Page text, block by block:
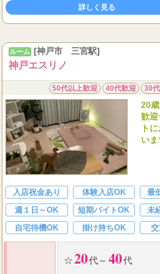
日給 保証制度有
指名数により、特別指
詳しく見る
ルーム [神戸市 三宮駅]
神戸エスリノ
50代以上歓迎 40代歓迎 30
20
歓
ト
いま
入店祝金あり 体験入店OK 最
週１日～OK
短期バイトOK 未
自宅待機OK
掛け持ちOK
☆20代～ 40代